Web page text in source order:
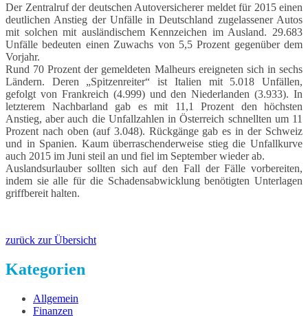
Der Zentralruf der deutschen Autoversicherer meldet für 2015 einen
deutlichen Anstieg der Unfälle in Deutschland zugelassener Autos
mit solchen mit ausländischem Kennzeichen im Ausland. 29.683
Unfälle bedeuten einen Zuwachs von 5,5 Prozent gegenüber dem
Vorjahr.
Rund 70 Prozent der gemeldeten Malheurs ereigneten sich in sechs
Ländern. Deren „Spitzenreiter“ ist Italien mit 5.018 Unfällen,
gefolgt von Frankreich (4.999) und den Niederlanden (3.933). In
letzterem Nachbarland gab es mit 11,1 Prozent den höchsten
Anstieg, aber auch die Unfallzahlen in Österreich schnellten um 11
Prozent nach oben (auf 3.048). Rückgänge gab es in der Schweiz
und in Spanien. Kaum überraschenderweise stieg die Unfallkurve
auch 2015 im Juni steil an und fiel im September wieder ab.
Auslandsurlauber sollten sich auf den Fall der Fälle vorbereiten,
indem sie alle für die Schadensabwicklung benötigten Unterlagen
griffbereit halten.
zurück zur Übersicht
Kategorien
Allgemein
Finanzen